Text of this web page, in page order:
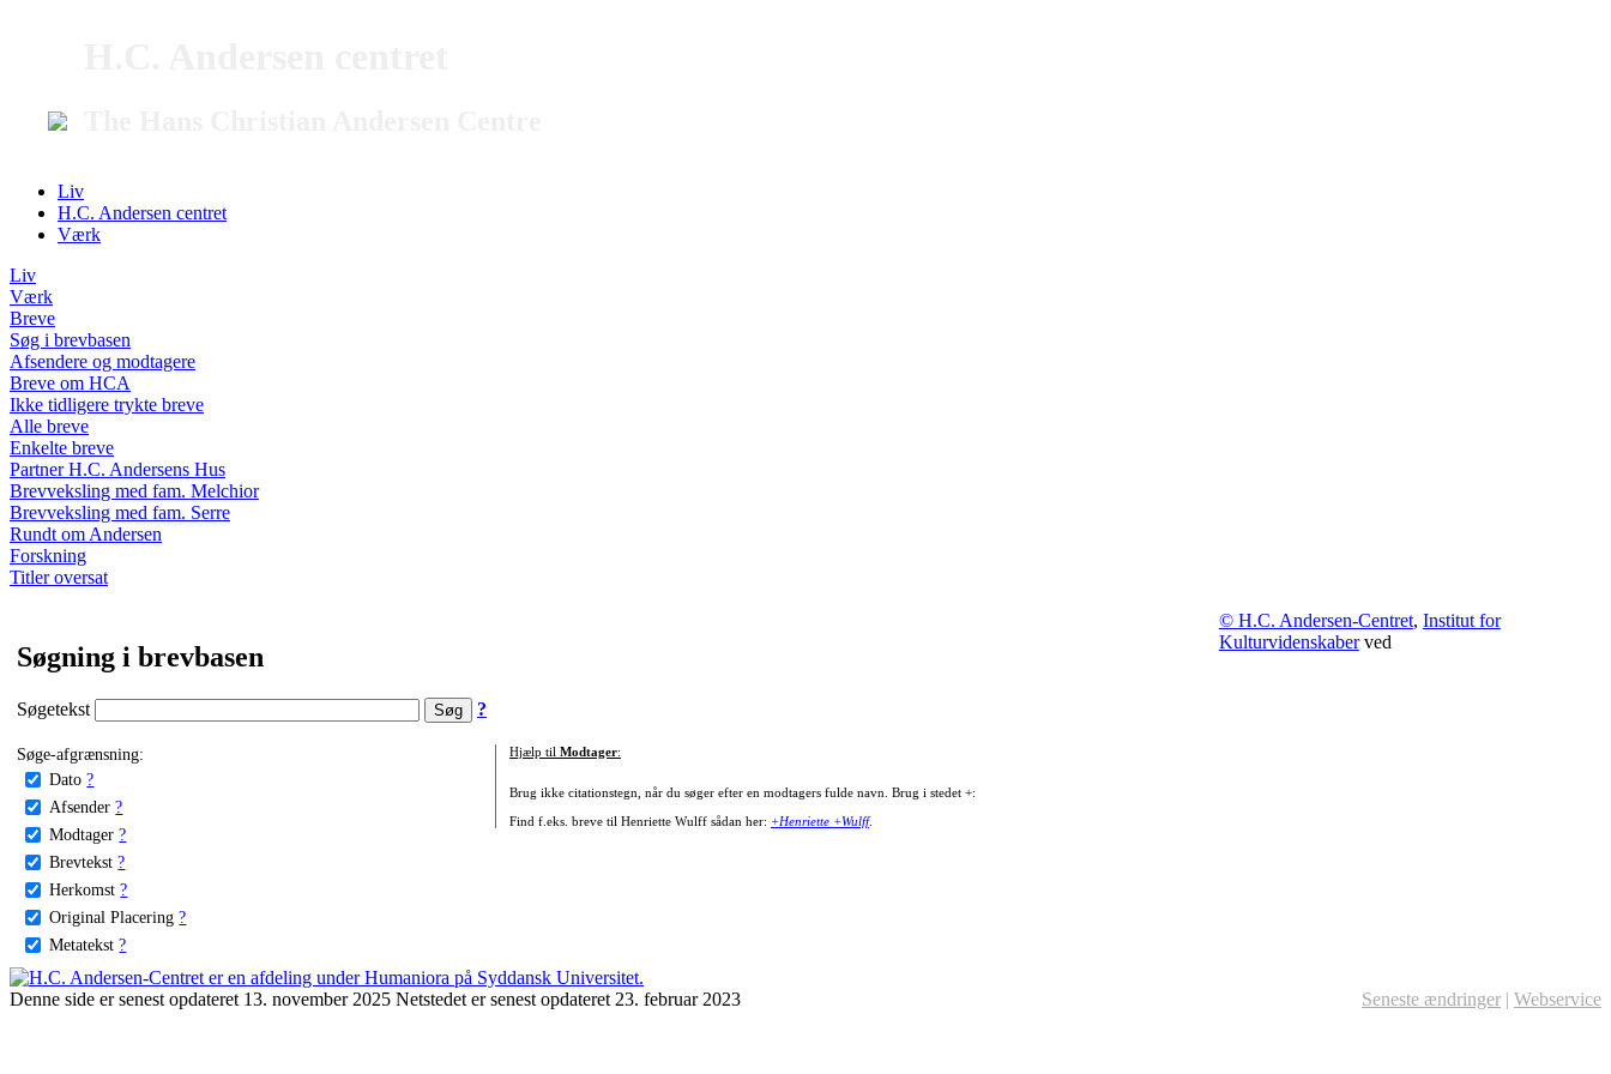
Liv
H.C. Andersen centret
Værk
Liv
Værk
Breve
Søg i brevbasen
Afsendere og modtagere
Breve om HCA
Ikke tidligere trykte breve
Alle breve
Enkelte breve
Partner H.C. Andersens Hus
Brevveksling med fam. Melchior
Brevveksling med fam. Serre
Rundt om Andersen
Forskning
Titler oversat
Søgning i brevbasen
Søgetekst ?
Søge-afgrænsning:
Dato ?
Afsender ?
Modtager ?
Brevtekst ?
Herkomst ?
Original Placering ?
Metatekst ?
Hjælp til Modtager:
Brug ikke citationstegn, når du søger efter en modtagers fulde navn. Brug i stedet +:
Find f.eks. breve til Henriette Wulff sådan her: +Henriette +Wulff.
© H.C. Andersen-Centret, Institut for
Kulturvidenskaberved
Denne side er senest opdateret 13. november 2025 Netstedet er senest opdateret 23. februar 2023 Seneste ændringer | Webservice